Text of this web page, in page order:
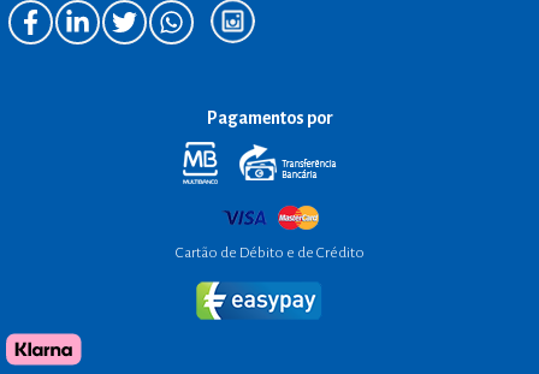
Pagamentos por
Cartão de Débito e de Crédito